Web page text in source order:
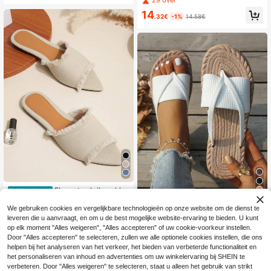
el
EU Warehouse Elegante abrikooskleu
ppers met onafgewerkte rand, lente
- en zomeroutfits
19 .18€
age casual effen kleur veelzijdige f
eestelijke platte sandalen
14.32€ -1% 14.58€
16
EU Warehouse
Damesmode strand sli
ppers, open teen slippers, lichtgewi
cht zomer slippers, vakantie essenti
e, plus size teenslippers
13.05€
We gebruiken cookies en vergelijkbare technologieën op onze website om de dienst te
leveren die u aanvraagt, en om u de best mogelijke website-ervaring te bieden. U kunt
op elk moment "Alles weigeren", "Alles accepteren" of uw cookie-voorkeur instellen.
Door "Alles accepteren" te selecteren, zullen we alle optionele cookies instellen, die ons
helpen bij het analyseren van het verkeer, het bieden van verbeterde functionaliteit en
het personaliseren van inhoud en advertenties om uw winkelervaring bij SHEIN te
verbeteren. Door "Alles weigeren" te selecteren, staat u alleen het gebruik van strikt